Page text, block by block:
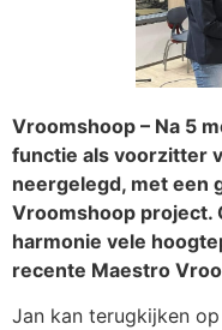
Vroomshoop – Na 5
functie als voorzitter
neergelegd, met een
Vroomshoop project.
harmonie vele
recente Maestro
Jan kan terugkijken